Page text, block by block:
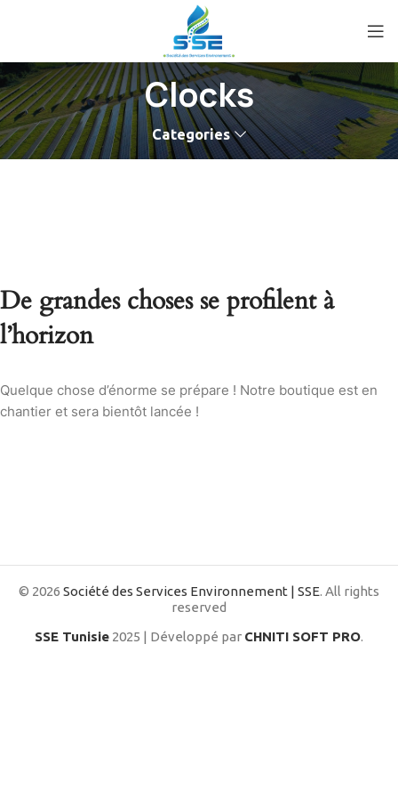
Clocks
Categories
De grandes choses se profilent à
l’horizon
Quelque chose d’énorme se prépare ! Notre boutique est en
chantier et sera bientôt lancée !
© 2026 Société des Services Environnement | SSE. All rights
reserved
SSE Tunisie 2025 | Développé par CHNITI SOFT PRO.